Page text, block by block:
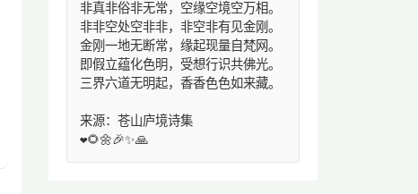
非真非俗非无常，空缘空境空万相。
非非空处空非非，非空非有见金刚。
金刚一地无断常，缘起现量自梵网。
即假立蕴化色明，受想行识共佛光。
三界六道无明起，香香色色如来藏。
来源：苍山庐境诗集
❤️🌻🌼🎉✨🙏